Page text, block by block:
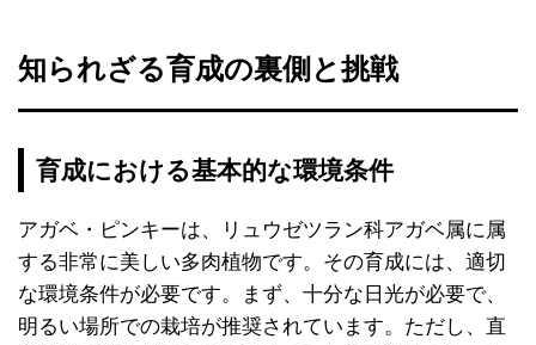
知られざる育成の裏側と挑戦
育成における基本的な環境条件
アガベ・ピンキーは、リュウゼツラン科アガベ属に属
する非常に美しい多肉植物です。その育成には、適切
な環境条件が必要です。まず、十分な日光が必要で、
明るい場所での栽培が推奨されています。ただし、直